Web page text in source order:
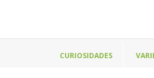
CURIOSIDADES